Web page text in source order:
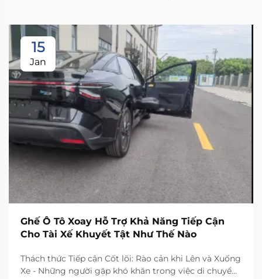
15
Jan
Ghế Ô Tô Xoay Hỗ Trợ Khả Năng Tiếp Cận
Cho Tài Xế Khuyết Tật Như Thế Nào
Thách thức Tiếp cận Cốt lõi: Rào cản khi Lên và Xuống
Xe - Những người gặp khó khăn trong việc di chuyển